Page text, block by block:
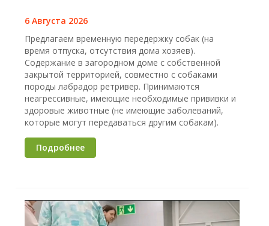
6 Августа 2026
Предлагаем временную передержку собак (на
время отпуска, отсутствия дома хозяев).
Содержание в загородном доме с собственной
закрытой территорией, совместно с собаками
породы лабрадор ретривер. Принимаются
неагрессивные, имеющие необходимые прививки и
здоровые животные (не имеющие заболеваний,
которые могут передаваться другим собакам).
Подробнее